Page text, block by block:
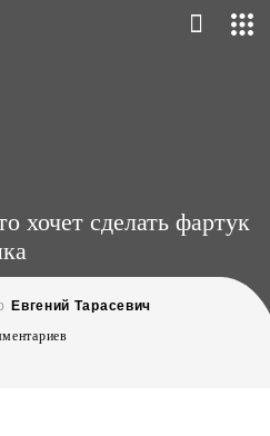
хочет сделать фартук
Евгений Тарасевич